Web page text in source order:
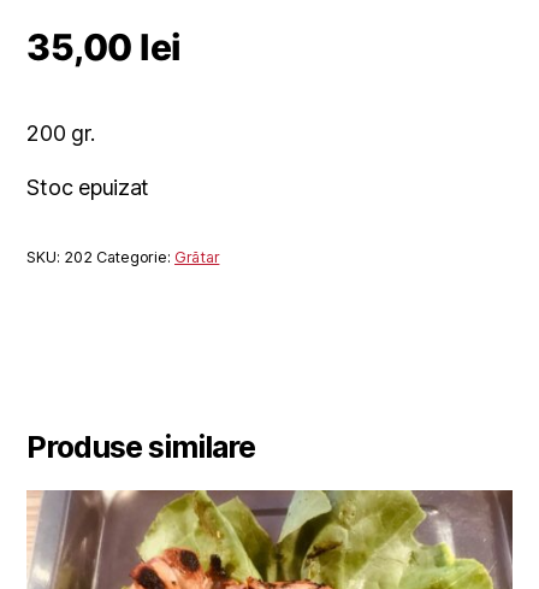
35,00 lei
200 gr.
Stoc epuizat
SKU: 202 Categorie: Grătar
Produse similare